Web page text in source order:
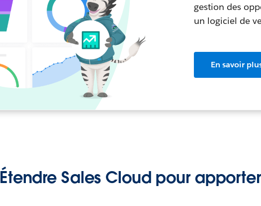
gestion des
un logiciel de
En savoir
Étendre Sales Cloud pour